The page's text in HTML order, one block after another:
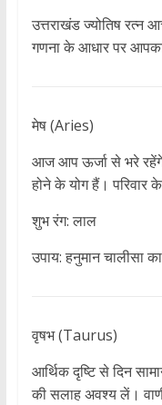
उत्तराखंड ज्योतिष रत्न
गणना के आधार पर
मेष (Aries)
आज आप ऊर्जा से भरे
होने के योग हैं। परिवार
शुभ रंग: लाल
उपाय: हनुमान चालीसा
वृषभ (Taurus)
आर्थिक दृष्टि से दिन
की सलाह अवश्य लें।